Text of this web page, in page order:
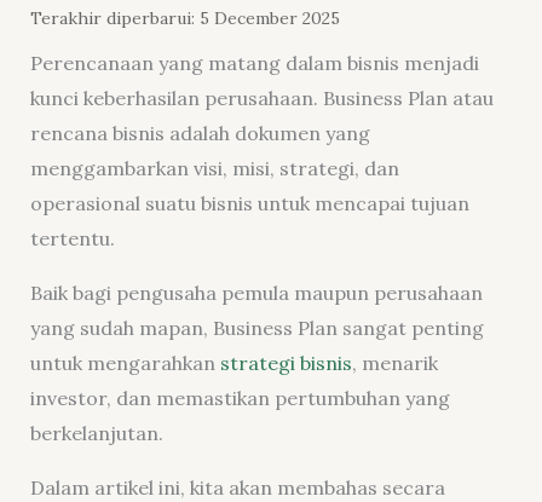
Terakhir diperbarui: 5 December 2025
Perencanaan yang matang dalam bisnis menjadi
kunci keberhasilan perusahaan. Business Plan atau
rencana bisnis adalah dokumen yang
menggambarkan visi, misi, strategi, dan
operasional suatu bisnis untuk mencapai tujuan
tertentu.
Baik bagi pengusaha pemula maupun perusahaan
yang sudah mapan, Business Plan sangat penting
untuk mengarahkan strategi bisnis, menarik
investor, dan memastikan pertumbuhan yang
berkelanjutan.
Dalam artikel ini, kita akan membahas secara